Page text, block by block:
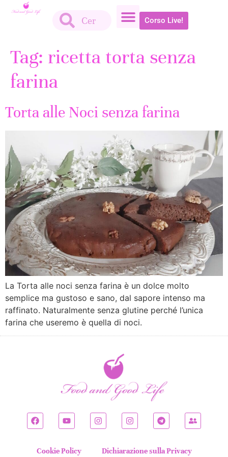
Corso Live!
Tag: ricetta torta senza
farina
Torta alle Noci senza farina
La Torta alle noci senza farina è un dolce molto
semplice ma gustoso e sano, dal sapore intenso ma
raffinato. Naturalmente senza glutine perché l’unica
farina che useremo è quella di noci.
Cookie Policy Dichiarazione sulla Privacy